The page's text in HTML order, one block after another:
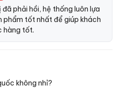
phải hồi, hệ thống luôn lựa
phẩm tốt nhất để giúp khách
hàng tốt.
không nhỉ?